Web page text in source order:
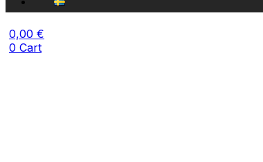
0,00 €
0 Cart